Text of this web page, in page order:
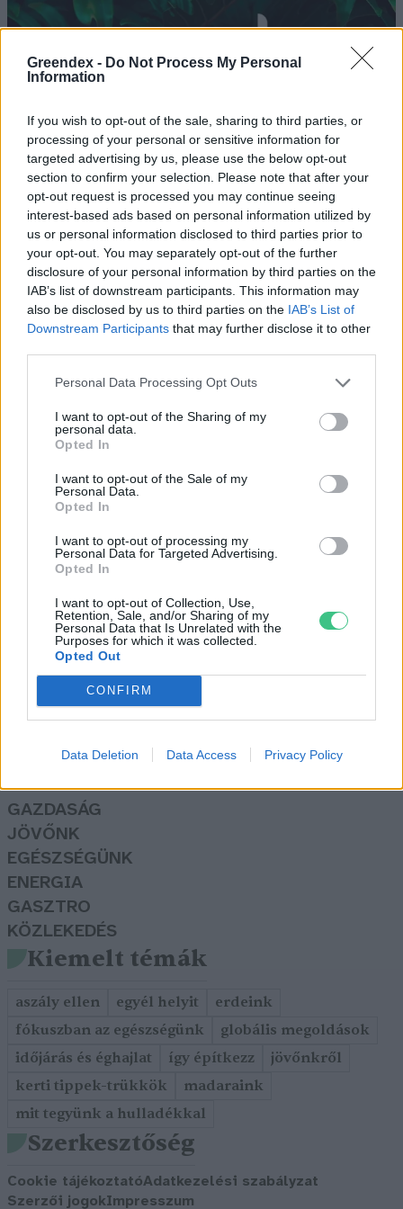
Greendex - Do Not Process My Personal
Information
If you wish to opt-out of the sale, sharing to third parties, or
processing of your personal or sensitive information for
targeted advertising by us, please use the below opt-out
section to confirm your selection. Please note that after your
opt-out request is processed you may continue seeing
interest-based ads based on personal information utilized by
us or personal information disclosed to third parties prior to
your opt-out. You may separately opt-out of the further
disclosure of your personal information by third parties on the
IAB’s list of downstream participants. This information may
also be disclosed by us to third parties on the IAB’s List of
Downstream Participants that may further disclose it to other
Personal Data Processing Opt Outs
I want to opt-out of the Sharing of my
personal data.
Opted In
I want to opt-out of the Sale of my
Personal Data.
Opted In
I want to opt-out of processing my
Personal Data for Targeted Advertising.
Opted In
I want to opt-out of Collection, Use,
Retention, Sale, and/or Sharing of my
Personal Data that Is Unrelated with the
Purposes for which it was collected.
Opted Out
CONFIRM
Data Deletion Data Access Privacy Policy
Két év alatt közel 20 tonnányi
illegális szemetet szállítottak el
az erdőkből
Greendex Szemle
Újra a Zöld Híd végzi a
szemétszállítást 113 településen
Greendex szemle
szemétszállítás szolgálatában
Greendex
Rovatok
OTTHONUNK
HULLADÉK
GAZDASÁG
JÖVŐNK
EGÉSZSÉGÜNK
ENERGIA
GASZTRO
KÖZLEKEDÉS
Kiemelt témák
aszály ellen egyél helyit
erdeink
fókuszban az egészségünk
globális megoldások
időjárás és éghajlat
így építkezz
jövőnkről
kerti tippek-trükkök
madaraink
mit tegyünk a hulladékkal
Szerkesztőség
Cookie tájékoztatóAdatkezelési szabályzat
Szerzői jogokImpresszum